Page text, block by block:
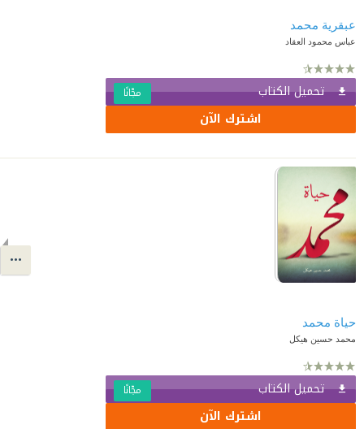
عبقرية محمد
عباس محمود العقاد
تحميل الكتاب مجّانًا
اشترك الآن
حياة محمد
محمد حسين هيكل
تحميل الكتاب مجّانًا
اشترك الآن